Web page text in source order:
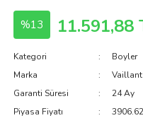
%13 11.591,88
Kategori
Boyler
Marka
Vaillant
Garanti Süresi
24 Ay
Piyasa Fiyatı
3906.62